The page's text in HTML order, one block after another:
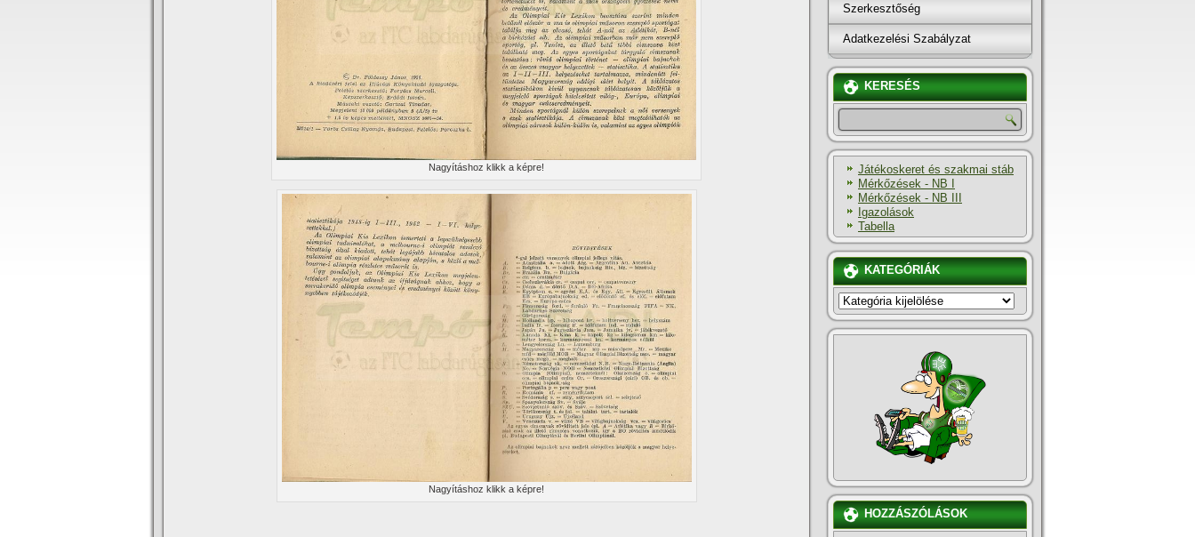
Nagyí­táshoz klikk a képre!
Nagyí­táshoz klikk a képre!
Szerkesztőség
Adatkezelési Szabályzat
KERESÉS
Játékoskeret és szakmai stáb
Mérkőzések - NB I
Mérkőzések - NB III
Igazolások
Tabella
KATEGÓRIÁK
KATEGÓRIÁK
HOZZÁSZÓLÁSOK